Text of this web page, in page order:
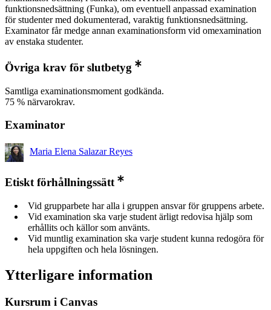
funktionsnedsättning (Funka), om eventuell anpassad examination
för studenter med dokumenterad, varaktig funktionsnedsättning.
Examinator får medge annan examinationsform vid omexamination
av enstaka studenter.
Övriga krav för slutbetyg
Samtliga examinationsmoment godkända.
75 % närvarokrav.
Examinator
Maria Elena Salazar Reyes
Etiskt förhållningssätt
Vid grupparbete har alla i gruppen ansvar för gruppens arbete.
Vid examination ska varje student ärligt redovisa hjälp som
erhållits och källor som använts.
Vid muntlig examination ska varje student kunna redogöra för
hela uppgiften och hela lösningen.
Ytterligare information
Kursrum i Canvas